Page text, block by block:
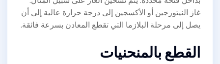
غاز النيتورجين أو الأكسجين إلى درجة حرارة عالية إلى أن
يصل إلى مرحلة البلازما التي تقطع المعادن بسرعة فائقة.
القطع بالمنحنيات